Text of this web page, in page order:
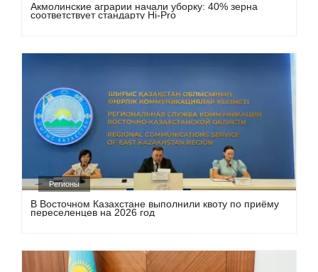
Акмолинские аграрии начали уборку: 40% зерна
соответствует стандарту Hi-Pro
Регионы
В Восточном Казахстане выполнили квоту по приёму
переселенцев на 2026 год